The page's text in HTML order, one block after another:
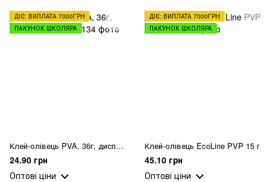
ДІЄ: ВИПЛАТА 7000ГРН
ПАКУНОК ШКОЛЯРА
Клей-олівець PVA, 36г, дисплей Axent
24.90 грн
Оптові ціни
ДІЄ: ВИПЛАТА 7000ГРН
ПАКУНОК ШКОЛЯРА
Клей-олівець EcoLine PVP 15 г
45.10 грн
Оптові ціни